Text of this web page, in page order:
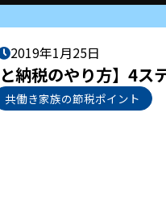
2019年1月25日
と納税のやり方】4ス
共働き家族の節税ポイント